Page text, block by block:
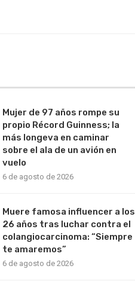
Mujer de 97 años rompe su
propio Récord Guinness; la
más longeva en caminar
sobre el ala de un avión en
vuelo
6 de agosto de 2026
Muere famosa influencer a los
26 años tras luchar contra el
colangiocarcinoma: “Siempre
te amaremos”
6 de agosto de 2026